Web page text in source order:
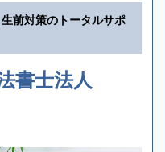
前対策のトータルサポ
書士法人